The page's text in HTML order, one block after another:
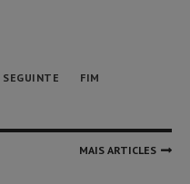
SEGUINTE FIM
MAIS ARTICLES